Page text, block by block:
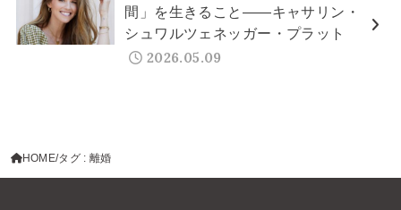
間」を生きること——キャサリン・
シュワルツェネッガー・プラット
2026.05.09
HOME タグ : 離婚